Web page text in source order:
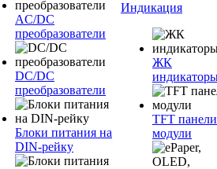
AC/DC
преобразователи
DC/DC
преобразователи
Блоки питания на
DIN-рейку
Индикация
ЖК
TFT
модули